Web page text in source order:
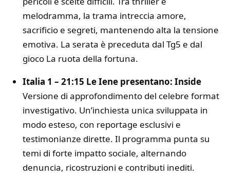
melodramma, la trama intreccia amore,
sacrificio e segreti, mantenendo alta la tensione
emotiva. La serata è preceduta dal Tg5 e dal
gioco La ruota della fortuna.
Italia 1 – 21:15 Le Iene presentano: Inside
Versione di approfondimento del celebre format
investigativo. Un’inchiesta unica sviluppata in
modo esteso, con reportage esclusivi e
testimonianze dirette. Il programma punta su
temi di forte impatto sociale, alternando
denuncia, ricostruzioni e contributi inediti.